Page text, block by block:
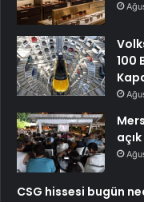
100
CSG hissesi bugün